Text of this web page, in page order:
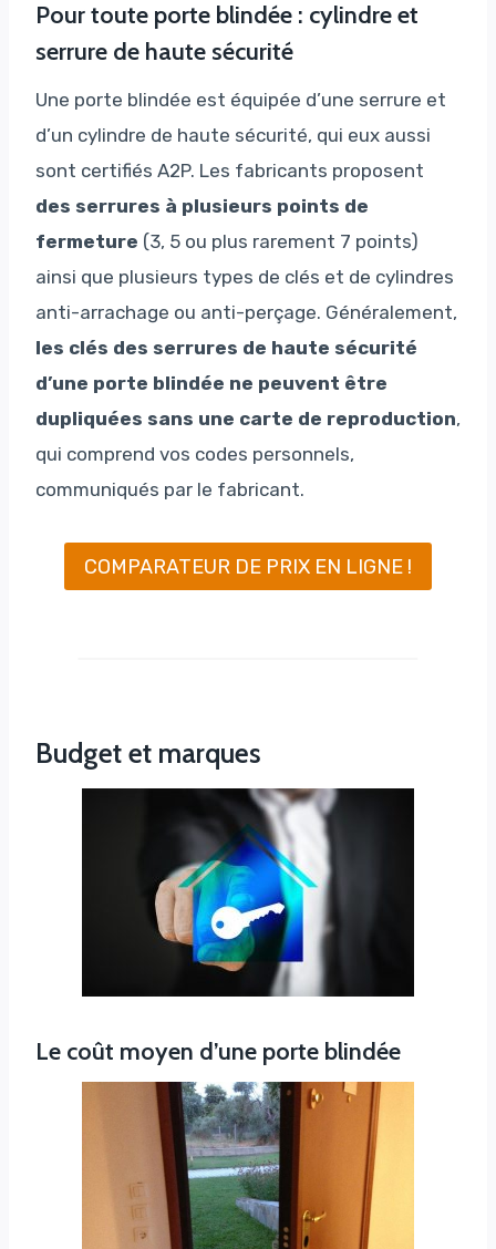
Pour toute porte blindée : cylindre et
serrure de haute sécurité
Une porte blindée est équipée d’une serrure et
d’un cylindre de haute sécurité, qui eux aussi
sont certifiés A2P. Les fabricants proposent
des serrures à plusieurs points de
fermeture (3, 5 ou plus rarement 7 points)
ainsi que plusieurs types de clés et de cylindres
anti-arrachage ou anti-perçage. Généralement,
les clés des serrures de haute sécurité
d’une porte blindée ne peuvent être
dupliquées sans une carte de reproduction,
qui comprend vos codes personnels,
communiqués par le fabricant.
COMPARATEUR DE PRIX EN LIGNE !
Budget et marques
Le coût moyen d’une porte blindée